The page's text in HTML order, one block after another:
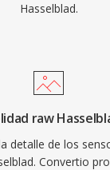
Hasselblad.
raw
detalle de los
Convertio